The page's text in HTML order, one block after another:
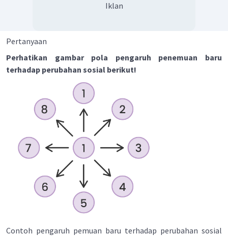
Iklan
Pertanyaan
Perhatikan gambar pola pengaruh penemuan baru
terhadap perubahan sosial berikut!
Contoh pengaruh pemuan baru terhadap perubahan sosial